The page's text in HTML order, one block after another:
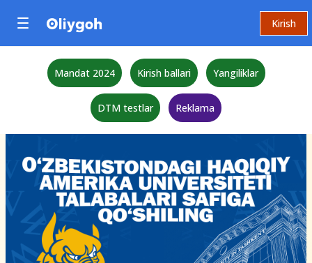
Kirish
Mandat 2024 Kirish ballari Yangiliklar
DTM testlar Reklama